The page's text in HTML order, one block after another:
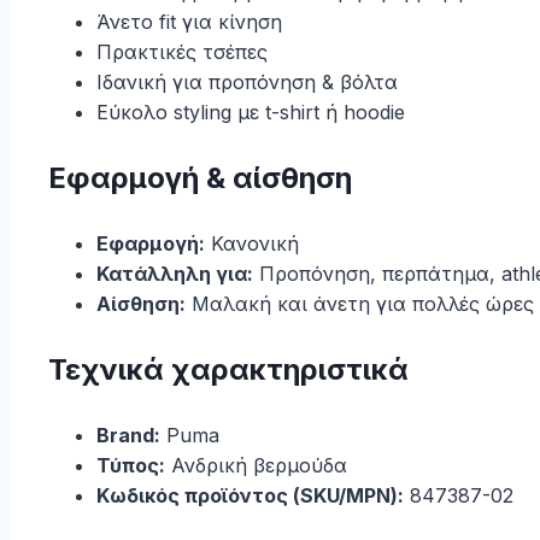
Άνετο fit για κίνηση
Πρακτικές τσέπες
Ιδανική για προπόνηση & βόλτα
Εύκολο styling με t-shirt ή hoodie
Εφαρμογή & αίσθηση
Εφαρμογή: Κανονική
Κατάλληλη για: Προπόνηση, περπάτημα,
Αίσθηση: Μαλακή και άνετη για πολλές ώρες
Τεχνικά χαρακτηριστικά
Brand: Puma
Τύπος: Ανδρική βερμούδα
Κωδικός προϊόντος (SKU/MPN): 847387-02